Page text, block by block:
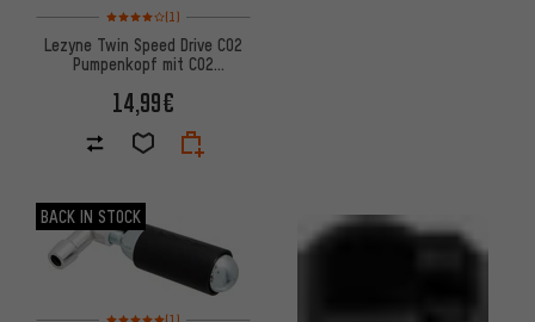
Bewertungen: 4 von 5 basierend auf 1 Bewertungen
(1)
Lezyne Twin Speed Drive CO2
Pumpenkopf mit CO2
14,99€
BACK IN STOCK
Bewertungen: 5 von 5 basierend auf 1 Bewertungen